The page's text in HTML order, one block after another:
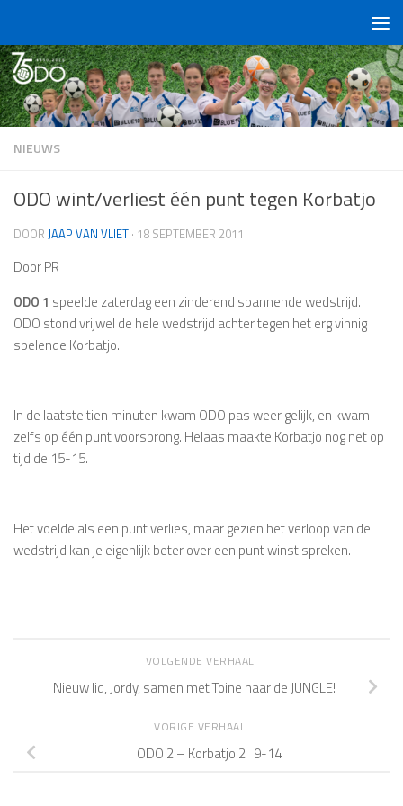
NIEUWS
ODO wint/verliest één punt tegen Korbatjo
DOOR JAAP VAN VLIET · 18 SEPTEMBER 2011
Door PR
ODO 1 speelde zaterdag een zinderend spannende wedstrijd.
ODO stond vrijwel de hele wedstrijd achter tegen het erg vinnig
spelende Korbatjo.
In de laatste tien minuten kwam ODO pas weer gelijk, en kwam
zelfs op één punt voorsprong. Helaas maakte Korbatjo nog net op
tijd de 15-15.
Het voelde als een punt verlies, maar gezien het verloop van de
wedstrijd kan je eigenlijk beter over een punt winst spreken.
VOLGENDE VERHAAL
Nieuw lid, Jordy, samen met Toine naar de JUNGLE!
VORIGE VERHAAL
ODO 2 – Korbatjo 2 9-14